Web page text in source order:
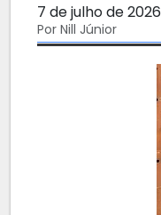
7 de julho de 2026
Por Nill Júnior